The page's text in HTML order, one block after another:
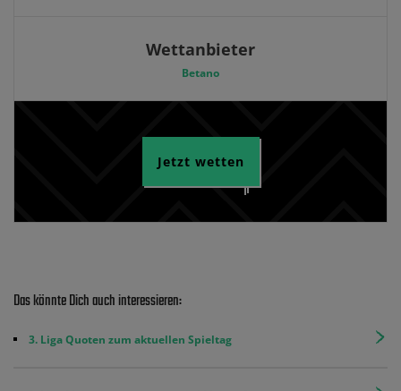
Wettanbieter
Betano
Jetzt wetten
Das könnte Dich auch interessieren:
3. Liga Quoten zum aktuellen Spieltag